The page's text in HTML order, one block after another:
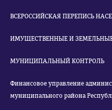
ВСЕРОССИЙСКАЯ ПЕРЕПИСЬ
ИМУЩЕСТВЕННЫЕ И
МУНИЦИПАЛЬНЫЙ КОНТРОЛЬ
Финансовое управление
муниципального района